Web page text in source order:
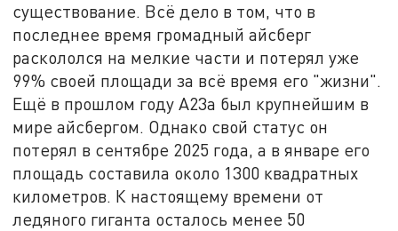
существование. Всё дело в том, что в
последнее время громадный айсберг
раскололся на мелкие части и потерял уже
99% своей площади за всё время его "жизни".
Ещё в прошлом году А23а был крупнейшим в
мире айсбергом. Однако свой статус он
потерял в сентябре 2025 года, а в январе его
площадь составила около 1300 квадратных
километров. К настоящему времени от
ледяного гиганта осталось менее 50